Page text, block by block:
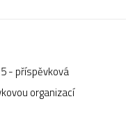
- příspěvková
organizací